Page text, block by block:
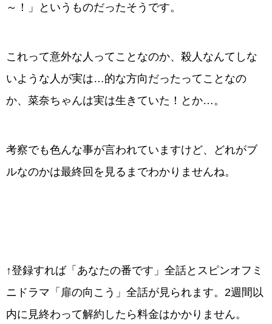
～！」というものだったそうです。
これって意外な人ってことなのか、殺人なんてしな
いような人が実は…的な方向だったってことなの
か、菜奈ちゃんは実は生きていた！とか…。
考察でも色んな事が言われていますけど、どれがブ
ルなのかは最終回を見るまでわかりませんね。
↑登録すれば「あなたの番です」全話とスピンオフミ
ニドラマ「扉の向こう」全話が見られます。2週間以
内に見終わって解約したら料金はかかりません。